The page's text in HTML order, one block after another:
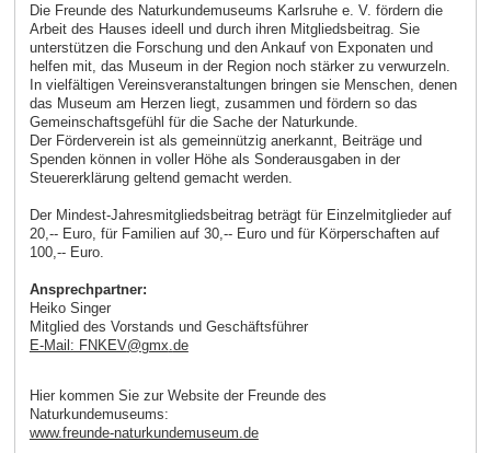
Die Freunde des Naturkundemuseums Karlsruhe e. V. fördern die
Arbeit des Hauses ideell und durch ihren Mitgliedsbeitrag. Sie
unterstützen die Forschung und den Ankauf von Exponaten und
helfen mit, das Museum in der Region noch stärker zu verwurzeln.
In vielfältigen Vereinsveranstaltungen bringen sie Menschen, denen
das Museum am Herzen liegt, zusammen und fördern so das
Gemeinschaftsgefühl für die Sache der Naturkunde.
Der Förderverein ist als gemeinnützig anerkannt, Beiträge und
Spenden können in voller Höhe als Sonderausgaben in der
Steuererklärung geltend gemacht werden.
Der Mindest-Jahresmitgliedsbeitrag beträgt für Einzelmitglieder auf
20,-- Euro, für Familien auf 30,-- Euro und für Körperschaften auf
100,-- Euro.
Ansprechpartner:
Heiko Singer
Mitglied des Vorstands und Geschäftsführer
E-Mail: FNKEV@gmx de
Hier kommen Sie zur Website der Freunde des
Naturkundemuseums:
www.freunde-naturkundemuseum.de